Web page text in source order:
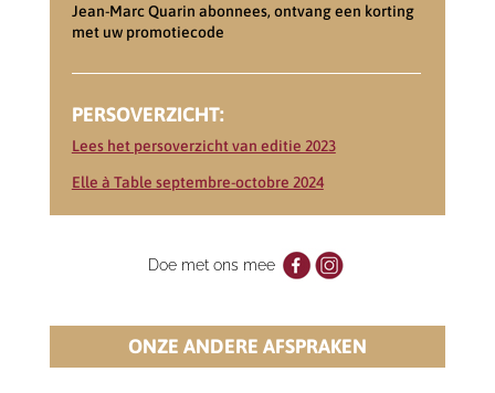
Jean-Marc Quarin abonnees, ontvang een korting
met uw promotiecode
PERSOVERZICHT:
Lees het persoverzicht van editie 2023
Elle à Table septembre-octobre 2024
Doe met ons mee
ONZE ANDERE AFSPRAKEN